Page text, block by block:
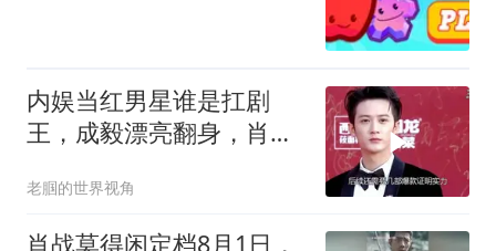
内娱当红男星谁是扛剧
王，成毅漂亮翻身，肖战
老腘的世界视角
肖战莫得闲定档8月1日，